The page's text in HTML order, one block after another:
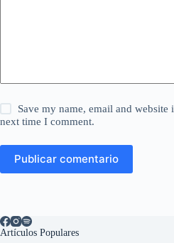
Save my name, email and website
next time I comment.
Publicar comentario
Artículos Populares